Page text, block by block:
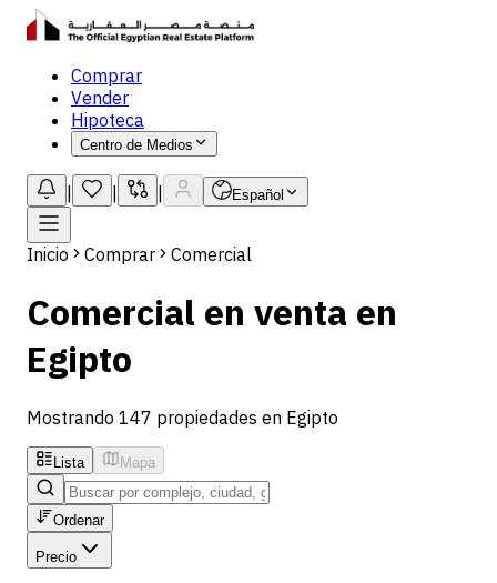
Comprar
Vender
Hipoteca
Centro de Medios
Español
Inicio Comprar Comercial
Comercial en venta en
Egipto
Mostrando 147 propiedades en Egipto
Lista Mapa
Ordenar
Precio